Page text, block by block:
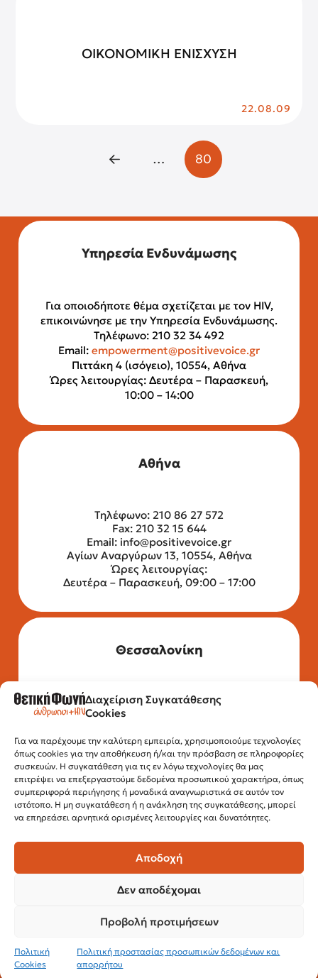
Διαχείριση Συγκατάθεσης
Cookies
Για να παρέχουμε την καλύτερη εμπειρία, χρησιμοποιούμε τεχνολογίες
όπως cookies για την αποθήκευση ή/και την πρόσβαση σε πληροφορίες
συσκευών. Η συγκατάθεση για τις εν λόγω τεχνολογίες θα μας
επιτρέψει να επεξεργαστούμε δεδομένα προσωπικού χαρακτήρα, όπως
συμπεριφορά περιήγησης ή μοναδικά αναγνωριστικά σε αυτόν τον
ιστότοπο. Η μη συγκατάθεση ή η ανάκληση της συγκατάθεσης, μπορεί
να επηρεάσει αρνητικά ορισμένες λειτουργίες και δυνατότητες.
Αποδοχή
Δεν αποδέχομαι
Προβολή προτιμήσεων
Πολιτική
Cookies
Πολιτική προστασίας προσωπικών δεδομένων και
απορρήτου
ΟΙΚΟΝΟΜΙΚΗ ΕΝΙΣΧΥΣΗ
22.08.09
Prev … 80
Υπηρεσία Ενδυνάμωσης
Για οποιοδήποτε θέμα σχετίζεται με τον HIV,
επικοινώνησε με την Υπηρεσία Ενδυνάμωσης.
Τηλέφωνο: 210 32 34 492
Email: empowerment@positivevoice.gr
Πιττάκη 4 (ισόγειο), 10554, Αθήνα
Ώρες λειτουργίας: Δευτέρα – Παρασκευή,
10:00 – 14:00
Αθήνα
Τηλέφωνο: 210 86 27 572
Fax: 210 32 15 644
Email: info@positivevoice.gr
Αγίων Αναργύρων 13, 10554, Αθήνα
Ώρες λειτουργίας:
Δευτέρα – Παρασκευή, 09:00 – 17:00
Θεσσαλονίκη
Τηλέφωνο: 2315 525 020
Fax: 210 32 15 644
Εγνατίας 112, 3ος όροφος, 54622,
Θεσσαλονίκη
Ώρες λειτουργίας:
Δευτέρα – Παρασκευή, 10:00 –14:00